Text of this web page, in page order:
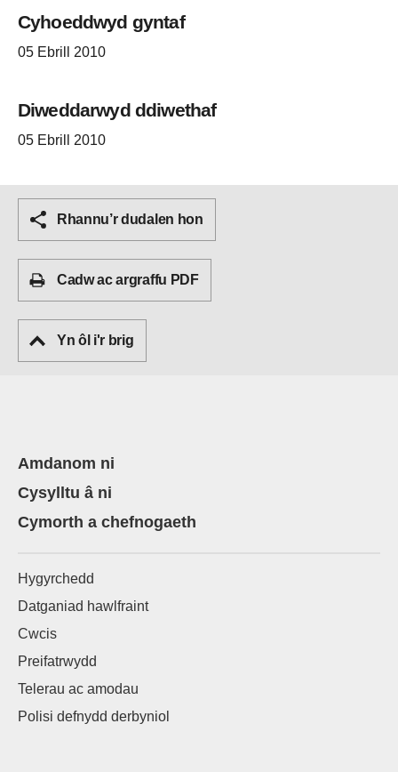
Cyhoeddwyd gyntaf
05 Ebrill 2010
Diweddarwyd ddiwethaf
05 Ebrill 2010
Rhannu’r dudalen hon
Cadw ac argraffu PDF
Yn ôl i'r brig
Amdanom ni
Cysylltu â ni
Cymorth a chefnogaeth
Hygyrchedd
Datganiad hawlfraint
Cwcis
Preifatrwydd
Telerau ac amodau
Polisi defnydd derbyniol